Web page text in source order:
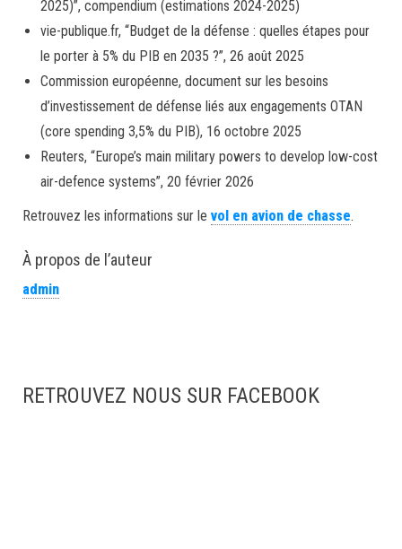
2025)”, compendium (estimations 2024-2025)
vie-publique.fr, “Budget de la défense : quelles étapes pour
le porter à 5% du PIB en 2035 ?”, 26 août 2025
Commission européenne, document sur les besoins
d’investissement de défense liés aux engagements OTAN
(core spending 3,5% du PIB), 16 octobre 2025
Reuters, “Europe’s main military powers to develop low-cost
air-defence systems”, 20 février 2026
Retrouvez les informations sur le vol en avion de chasse.
À propos de l’auteur
admin
RETROUVEZ NOUS SUR FACEBOOK